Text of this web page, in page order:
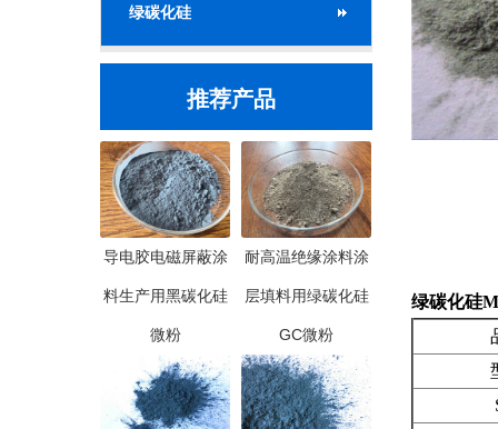
绿碳化硅
推荐产品
导电胶电磁屏蔽涂
料生产用黑碳化硅
微粉
耐高温绝缘涂料涂
层填料用绿碳化硅
GC微粉
绿碳化硅
品
型